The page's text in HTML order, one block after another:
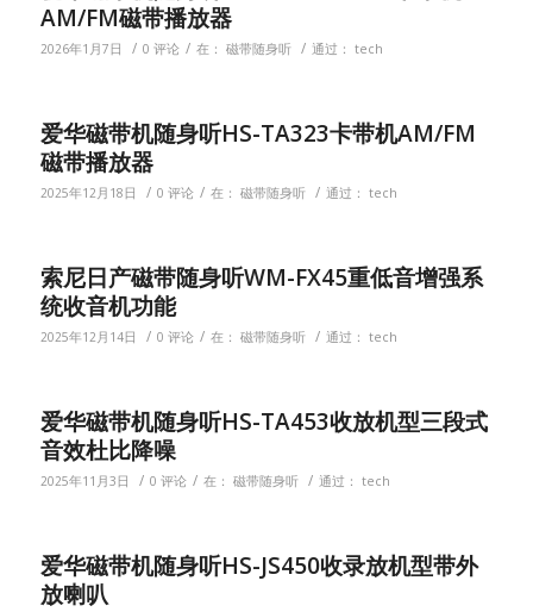
AM/FM磁带播放器
2026年1月7日 / 0 评论 / 在： 磁带随身听 / 通过： tech
爱华磁带机随身听HS-TA323卡带机AM/FM
磁带播放器
2025年12月18日 / 0 评论 / 在： 磁带随身听 / 通过： tech
索尼日产磁带随身听WM-FX45重低音增强系
统收音机功能
2025年12月14日 / 0 评论 / 在： 磁带随身听 / 通过： tech
爱华磁带机随身听HS-TA453收放机型三段式
音效杜比降噪
2025年11月3日 / 0 评论 / 在： 磁带随身听 / 通过： tech
爱华磁带机随身听HS-JS450收录放机型带外
放喇叭